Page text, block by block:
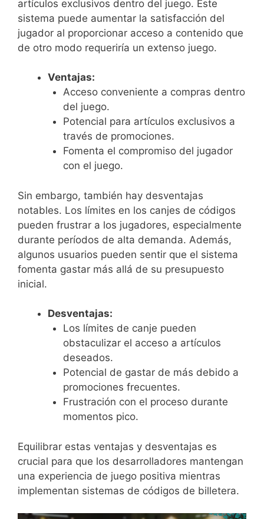
artículos exclusivos dentro del juego. Este
sistema puede aumentar la satisfacción del
jugador al proporcionar acceso a contenido que
de otro modo requeriría un extenso juego.
Ventajas:
Acceso conveniente a compras dentro
del juego.
Potencial para artículos exclusivos a
través de promociones.
Fomenta el compromiso del jugador
con el juego.
Sin embargo, también hay desventajas
notables. Los límites en los canjes de códigos
pueden frustrar a los jugadores, especialmente
durante períodos de alta demanda. Además,
algunos usuarios pueden sentir que el sistema
fomenta gastar más allá de su presupuesto
inicial.
Desventajas:
Los límites de canje pueden
obstaculizar el acceso a artículos
deseados.
Potencial de gastar de más debido a
promociones frecuentes.
Frustración con el proceso durante
momentos pico.
Equilibrar estas ventajas y desventajas es
crucial para que los desarrolladores mantengan
una experiencia de juego positiva mientras
implementan sistemas de códigos de billetera.